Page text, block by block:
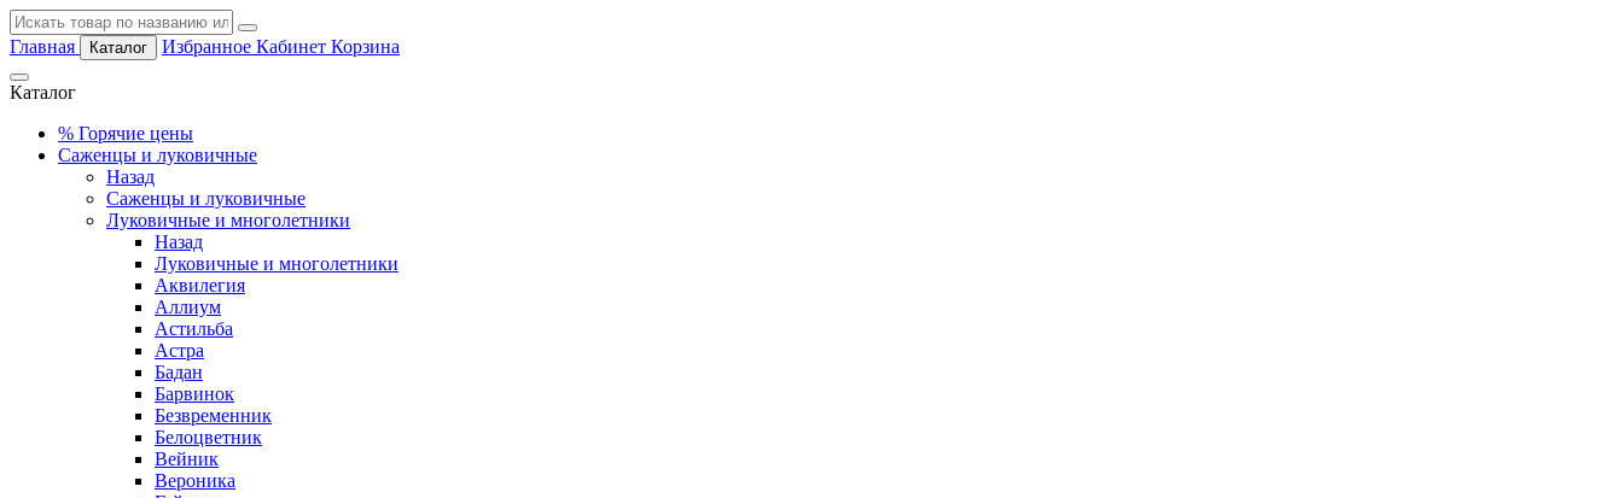
Главная Каталог Избранное Кабинет Корзина
Каталог
% Горячие цены
Саженцы и луковичные
Назад
Саженцы и луковичные
Луковичные и многолетники
Назад
Луковичные и многолетники
Аквилегия
Аллиум
Астильба
Астра
Бадан
Барвинок
Безвременник
Белоцветник
Вейник
Вероника